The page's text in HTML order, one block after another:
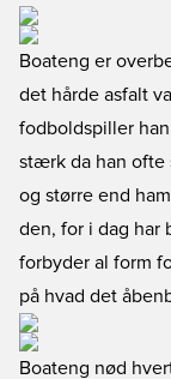
Boateng er
det hårde asfalt
fodboldspiller
stærk da han ofte
og større end
den, for i dag har
forbyder al form
på hvad det
Boateng nød